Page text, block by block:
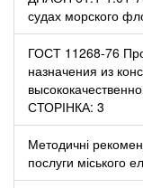
судах морского
ГОСТ 11268-76
назначения из
СТОРІНКА: 3
Методичні
послуги міського